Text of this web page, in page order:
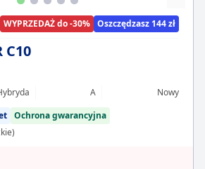
WYPRZEDAŻ do -30% Oszczędzasz 144 zł
C10
A
Nowy
Ochrona gwarancyjna